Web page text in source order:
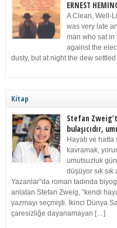
ERNEST
A Clean, Well-
was very late
man who sat in
against the
dusty, but at night the dew
Kitap
Stefan
bulaşıcıdır,
Hayatı ve
kavramak,
umutsuzluk
düşüyor sık sık
Yazanlar”da roman tadında
anlatan Stefan Zweig, “kendi
yazmayı seçmişti. İkinci Dünya
çaresizliğe dayanamayan […]